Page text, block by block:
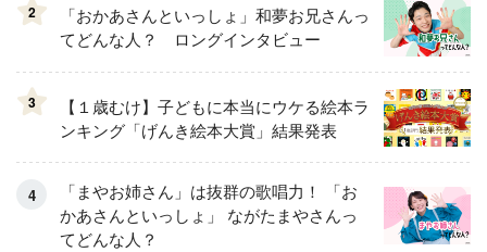
2
「おかあさんといっしょ」和夢お兄さんっ
てどんな人？ ロングインタビュー
3
【１歳むけ】子どもに本当にウケる絵本ラ
ンキング「げんき絵本大賞」結果発表
「まやお姉さん」は抜群の歌唱力！ 「お
かあさんといっしょ」 ながたまやさんっ
てどんな人？